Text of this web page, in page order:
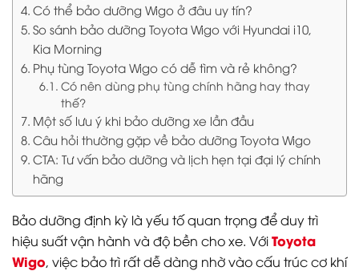
Có thể bảo dưỡng Wigo ở đâu uy tín?
So sánh bảo dưỡng Toyota Wigo với Hyundai i10,
Kia Morning
Phụ tùng Toyota Wigo có dễ tìm và rẻ không?
Có nên dùng phụ tùng chính hãng hay thay
thế?
Một số lưu ý khi bảo dưỡng xe lần đầu
Câu hỏi thường gặp về bảo dưỡng Toyota Wigo
CTA: Tư vấn bảo dưỡng và lịch hẹn tại đại lý chính
hãng
Bảo dưỡng định kỳ là yếu tố quan trọng để duy trì
hiệu suất vận hành và độ bền cho xe. VớiToyota
Wigo, việc bảo trì rất dễ dàng nhờ vào cấu trúc cơ khí